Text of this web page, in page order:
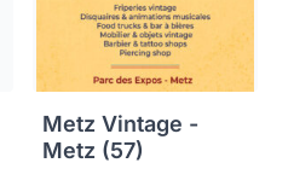
Metz Vintage -
Metz (57)